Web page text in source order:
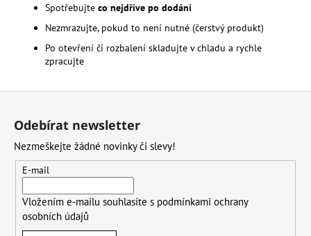
Spotřebujte co nejdříve po dodání
Nezmrazujte, pokud to není nutné (čerstvý produkt)
Po otevření či rozbalení skladujte v chladu a rychle
zpracujte
Z
Odebírat newsletter
Nezmeškejte žádné novinky či slevy!
E-mail
Vložením e-mailu souhlasíte s podmínkami ochrany
osobních údajů